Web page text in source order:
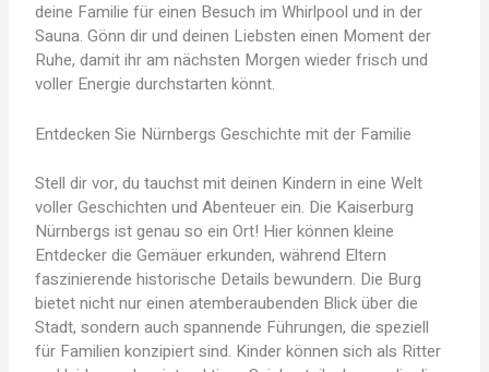
deine Familie für einen Besuch im Whirlpool und in der
Sauna. Gönn dir und deinen Liebsten einen Moment der
Ruhe, damit ihr am nächsten Morgen wieder frisch und
voller Energie durchstarten könnt.
Entdecken Sie Nürnbergs Geschichte mit der Familie
Stell dir vor, du tauchst mit deinen Kindern in eine Welt
voller Geschichten und Abenteuer ein. Die Kaiserburg
Nürnbergs ist genau so ein Ort! Hier können kleine
Entdecker die Gemäuer erkunden, während Eltern
faszinierende historische Details bewundern. Die Burg
bietet nicht nur einen atemberaubenden Blick über die
Stadt, sondern auch spannende Führungen, die speziell
für Familien konzipiert sind. Kinder können sich als Ritter